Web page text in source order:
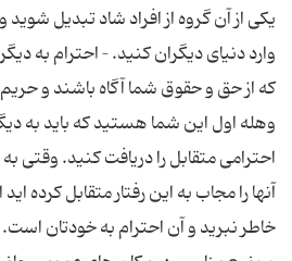
یکی از آن گروه از افراد شاد تبدیل
وارد دنیای دیگران کنید. – احترام به
که از حق و حقوق شما آگاه باشند و
وهله اول این شما هستید که باید به
احترامی متقابل را دریافت کنید. وقتی
آنها را مجاب به این رفتار متقابل کرده
خاطر نبرید و آن احترام به خودتان